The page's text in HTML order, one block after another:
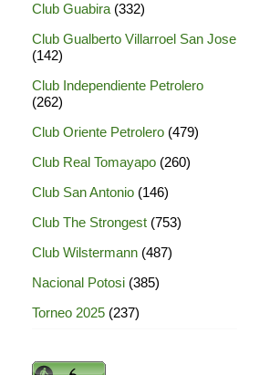
Club Guabira (332)
Club Gualberto Villarroel San Jose
(142)
Club Independiente Petrolero
(262)
Club Oriente Petrolero (479)
Club Real Tomayapo (260)
Club San Antonio (146)
Club The Strongest (753)
Club Wilstermann (487)
Nacional Potosi (385)
Torneo 2025 (237)